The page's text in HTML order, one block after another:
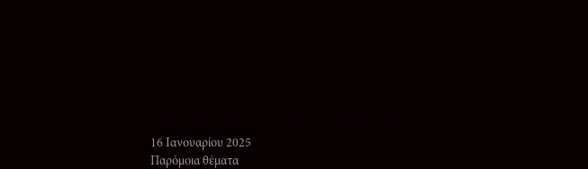
16 Ιανουαρίου 2025
Παρόμοια θέματα